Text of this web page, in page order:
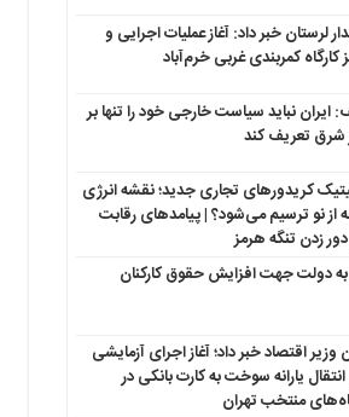
لرستان خبر داد: آغاز عملیات اجرایی و
کارگاه کمربندی غربی خرم‌آباد
ایران نباید سیاست خارجی خود را تنها بر
شرق تعریف کند
کریدورهای تجاری جدید؛ نقشه انرژی
از نو ترسیم می‌شود؟ | پیامدهای رقابت
زدن تنگه هرمز
به دولت جهت افزایش حقوق کارکنان
وزیر اقتصاد خبر داد؛ آغاز اجرای آزمایشی
یارانه سوخت به کارت بانکی در
منتخب تهران